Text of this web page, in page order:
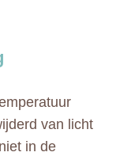
van licht
in de